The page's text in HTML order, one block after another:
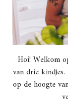
Hoi! Welkom
van drie
op de hoogte